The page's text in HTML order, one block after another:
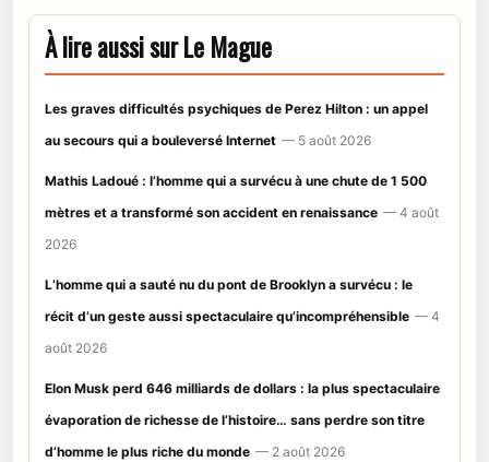
À lire aussi sur Le Mague
Les graves difficultés psychiques de Perez Hilton : un appel
au secours qui a bouleversé Internet — 5 août 2026
Mathis Ladoué : l’homme qui a survécu à une chute de 1 500
mètres et a transformé son accident en renaissance — 4 août
2026
L’homme qui a sauté nu du pont de Brooklyn a survécu : le
récit d’un geste aussi spectaculaire qu’incompréhensible — 4
août 2026
Elon Musk perd 646 milliards de dollars : la plus spectaculaire
évaporation de richesse de l’histoire… sans perdre son titre
d’homme le plus riche du monde — 2 août 2026